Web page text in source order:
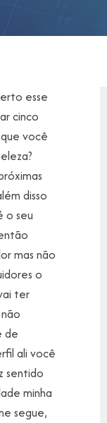
esse
cinco
você
disso
o seu
mas não
o
ter
de
ali você
sentido
minha
segue,